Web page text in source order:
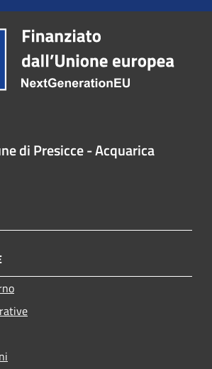
di Presicce - Acquarica